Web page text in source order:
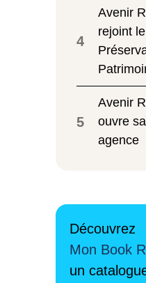
4
Avenir
rejoint
5
Avenir
ouvre
agence
Découvrez
Mon Book
un